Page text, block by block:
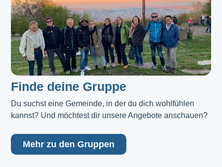
Finde deine Gruppe
Du suchst eine Gemeinde, in der du dich wohlfühlen
kannst? Und möchtest dir unsere Angebote anschauen?
Mehr zu den Gruppen